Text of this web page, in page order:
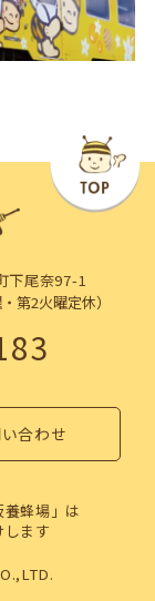
下尾奈97-1
第2火曜定休）
合わせ
蜂場」は
ます